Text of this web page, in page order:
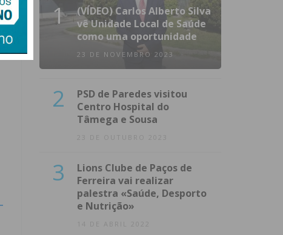
1
(VÍDEO) Carlos Alberto Silva
vê Unidade Local de Saúde
como uma oportunidade
23 DE NOVEMBRO 2023
2
PSD de Paredes visitou
Centro Hospital do
Tâmega e Sousa
23 DE OUTUBRO 2023
3
Lions Clube de Paços de
Ferreira vai realizar
palestra «Saúde, Desporto
e Nutrição»
14 DE ABRIL 2022